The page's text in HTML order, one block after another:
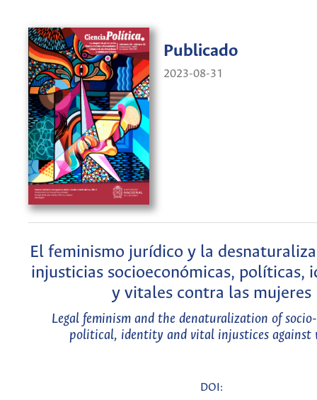
Publicado
2023-08-31
El feminismo jurídico y la
injusticias socioeconómicas, políticas,
y vitales contra las mujeres
Legal feminism and the denaturalization of
political, identity and vital injustices against
DOI: